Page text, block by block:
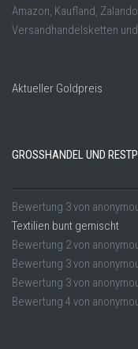
Amazon, Kaufland,
Versandhandelsketten
Aktueller Goldpreis
GROSSHANDEL UND
Bewertung 3von
Textilien bunt gemischt
Bewertung 2von
Bewertung 3von
Bewertung 3von
Bewertung 4 von